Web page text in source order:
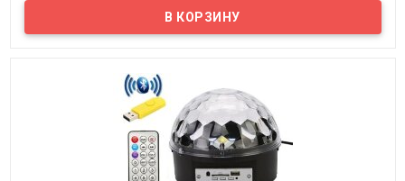
Представляем вам беспроводную портативную Bluetooth